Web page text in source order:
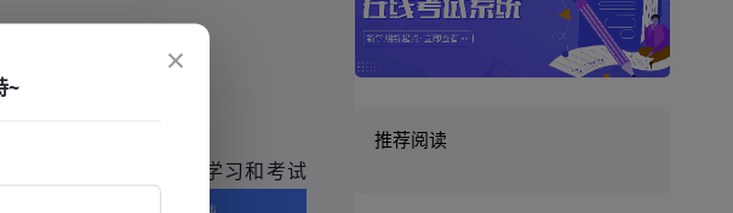
，用户端有学员进行学习和考试
推荐阅读
×
~